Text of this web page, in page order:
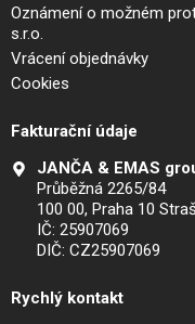
Oznámení o možném
s.r.o.
Vrácení objednávky
Cookies
Fakturační údaje
JANČA & EMAS
Průběžná 2265/84
100 00, Praha 10
IČ: 25907069
DIČ: CZ25907069
Rychlý kontakt